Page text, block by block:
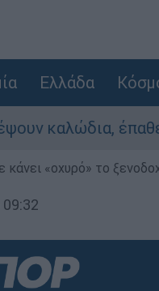
Ελλάδα
έπαθε
κάνει «οχυρό» το